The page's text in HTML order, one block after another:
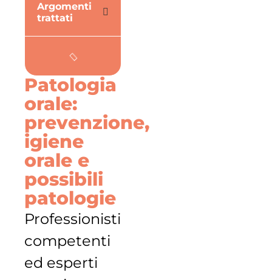
Argomenti
trattati
Patologia
orale:
prevenzione,
igiene
orale e
possibili
patologie
Professionisti
competenti
ed esperti